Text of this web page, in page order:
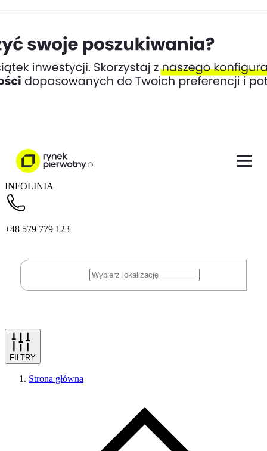
INFOLINIA
+48 579 779 123
FILTRY
Strona główna